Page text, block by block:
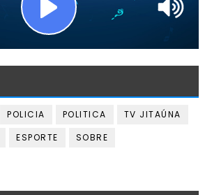
POLICIA POLITICA
TV JITAÚNA
ESPORTE
SOBRE